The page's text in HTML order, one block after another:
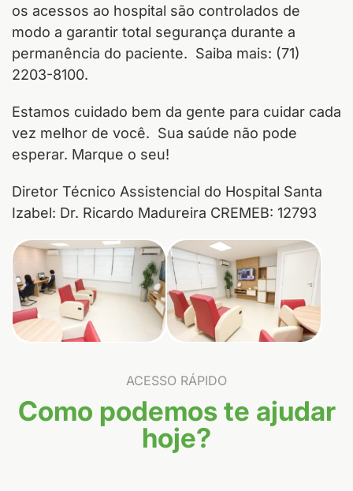
os acessos ao hospital são controlados de
modo a garantir total segurança durante a
permanência do paciente. Saiba mais: (71)
2203-8100.
Estamos cuidado bem da gente para cuidar cada
vez melhor de você. Sua saúde não pode
esperar. Marque o seu!
Diretor Técnico Assistencial do Hospital Santa
Izabel: Dr. Ricardo Madureira CREMEB: 12793
ACESSO RÁPIDO
Como podemos te ajudar
hoje?